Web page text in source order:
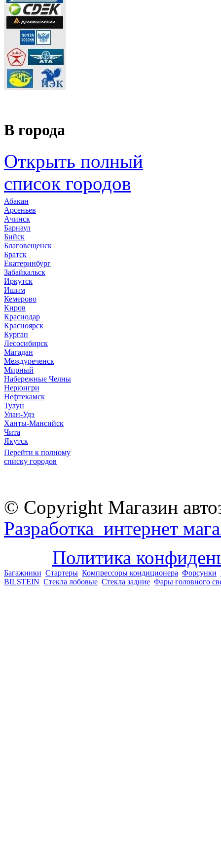
В города
Открыть полный
список городов
Абакан
Арсеньев
Ачинск
Барнаул
Бийск
Благовещенск
Братск
Екатеринбург
Забайкальск
Иркутск
Ишим
Кемерово
Киров
Краснодар
Красноярск
Курган
Лесосибирск
Магадан
Междуреченск
Мирный
Набережные Челны
Нерюнгри
Нефтекамск
Тулун
Улан-Удэ
Ханты-Мансийск
Чита
Якутск
Перейти к полному
списку городов
© Copyright Магазин
Разработка интернет
Политика
Багажники Стартеры Компрессоры кондиционера Форсунки
BILSTEIN Стекла лобовые Стекла задние Фары головного